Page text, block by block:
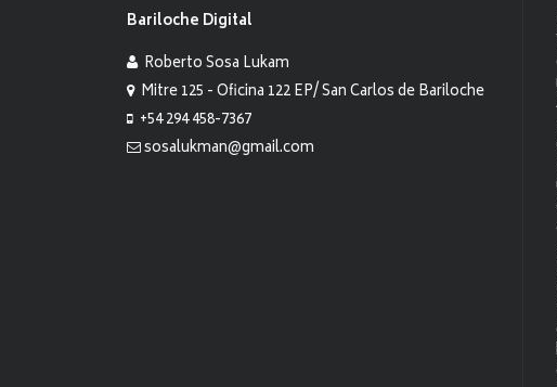
Bariloche Digital
Roberto Sosa Lukam
Mitre 125 - Oficina 122 EP/ San Carlos de Bariloche
+54 294 458-7367
sosalukman@gmail.com